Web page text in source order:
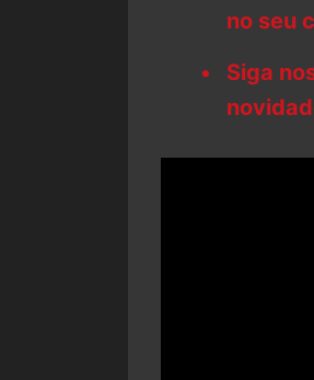
no seu
Siga